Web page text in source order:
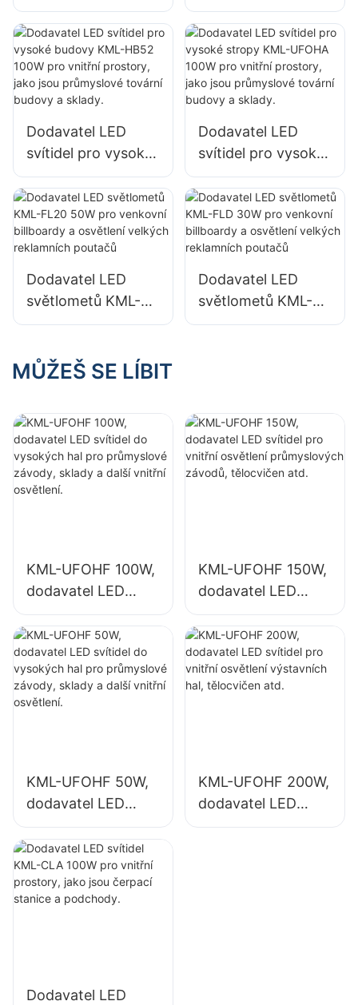
budovy KML-HB50
100W pro osvětlení
vnitřních prostor v
továrnách,
skladech atd.
stropy KML-HB50
150W pro vnitřní
prostory, jako jsou
opravárenské dílny
a sklady.
Dodavatel LED
svítidel pro vysoké
budovy KML-HB52
100W pro vnitřní
prostory, jako jsou
průmyslové tovární
Dodavatel LED
svítidel pro vysoké
stropy KML-UFOHA
100W pro vnitřní
prostory, jako jsou
průmyslové tovární
Dodavatel LED
světlometů KML-
FL20 50W pro
a osvětlení velkých
Dodavatel LED
světlometů KML-
FLD 30W pro
MŮŽEŠ SE LÍBIT
KML-UFOHF 100W,
dodavatel LED
svítidel do
vysokých hal pro
průmyslové
závody, sklady a
další vnitřní
KML-UFOHF 150W,
dodavatel LED
svítidel pro vnitřní
osvětlení
průmyslových
závodů, tělocvičen
KML-UFOHF 50W,
dodavatel LED
svítidel do
vysokých hal pro
průmyslové
závody, sklady a
KML-UFOHF 200W,
dodavatel LED
svítidel pro vnitřní
Dodavatel LED